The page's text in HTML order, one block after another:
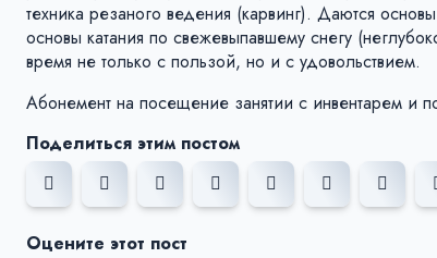
техника резаного ведения (карвинг). Даются
основы катания по свежевыпавшему снегу
время не только с пользой, но и с удовольствием.
Абонемент на посещение занятии с инвентарем и
Поделиться этим постом
Оцените этот пост